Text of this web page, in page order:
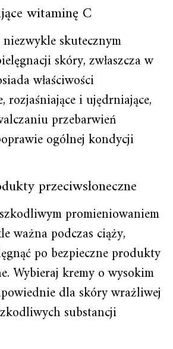
witaminę C
skutecznym
skóry, zwłaszcza w
właściwości
rozjaśniające i ujędrniające,
przebarwień
ogólnej kondycji
przeciwsłoneczne
promieniowaniem
ważna podczas ciąży,
po bezpieczne produkty
Wybieraj kremy o wysokim
dla skóry wrażliwej
substancji